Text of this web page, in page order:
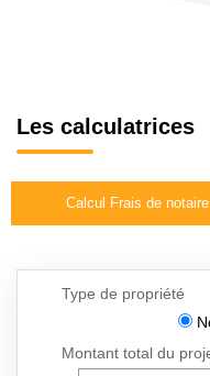
Les calculatrices
Calcul Frais de notaire